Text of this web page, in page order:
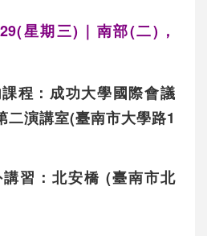
星期三)｜ 南部(二)，
程： 成功大學國際會議
二演講室(臺南市大學路1
習： 北安橋 (臺南市北